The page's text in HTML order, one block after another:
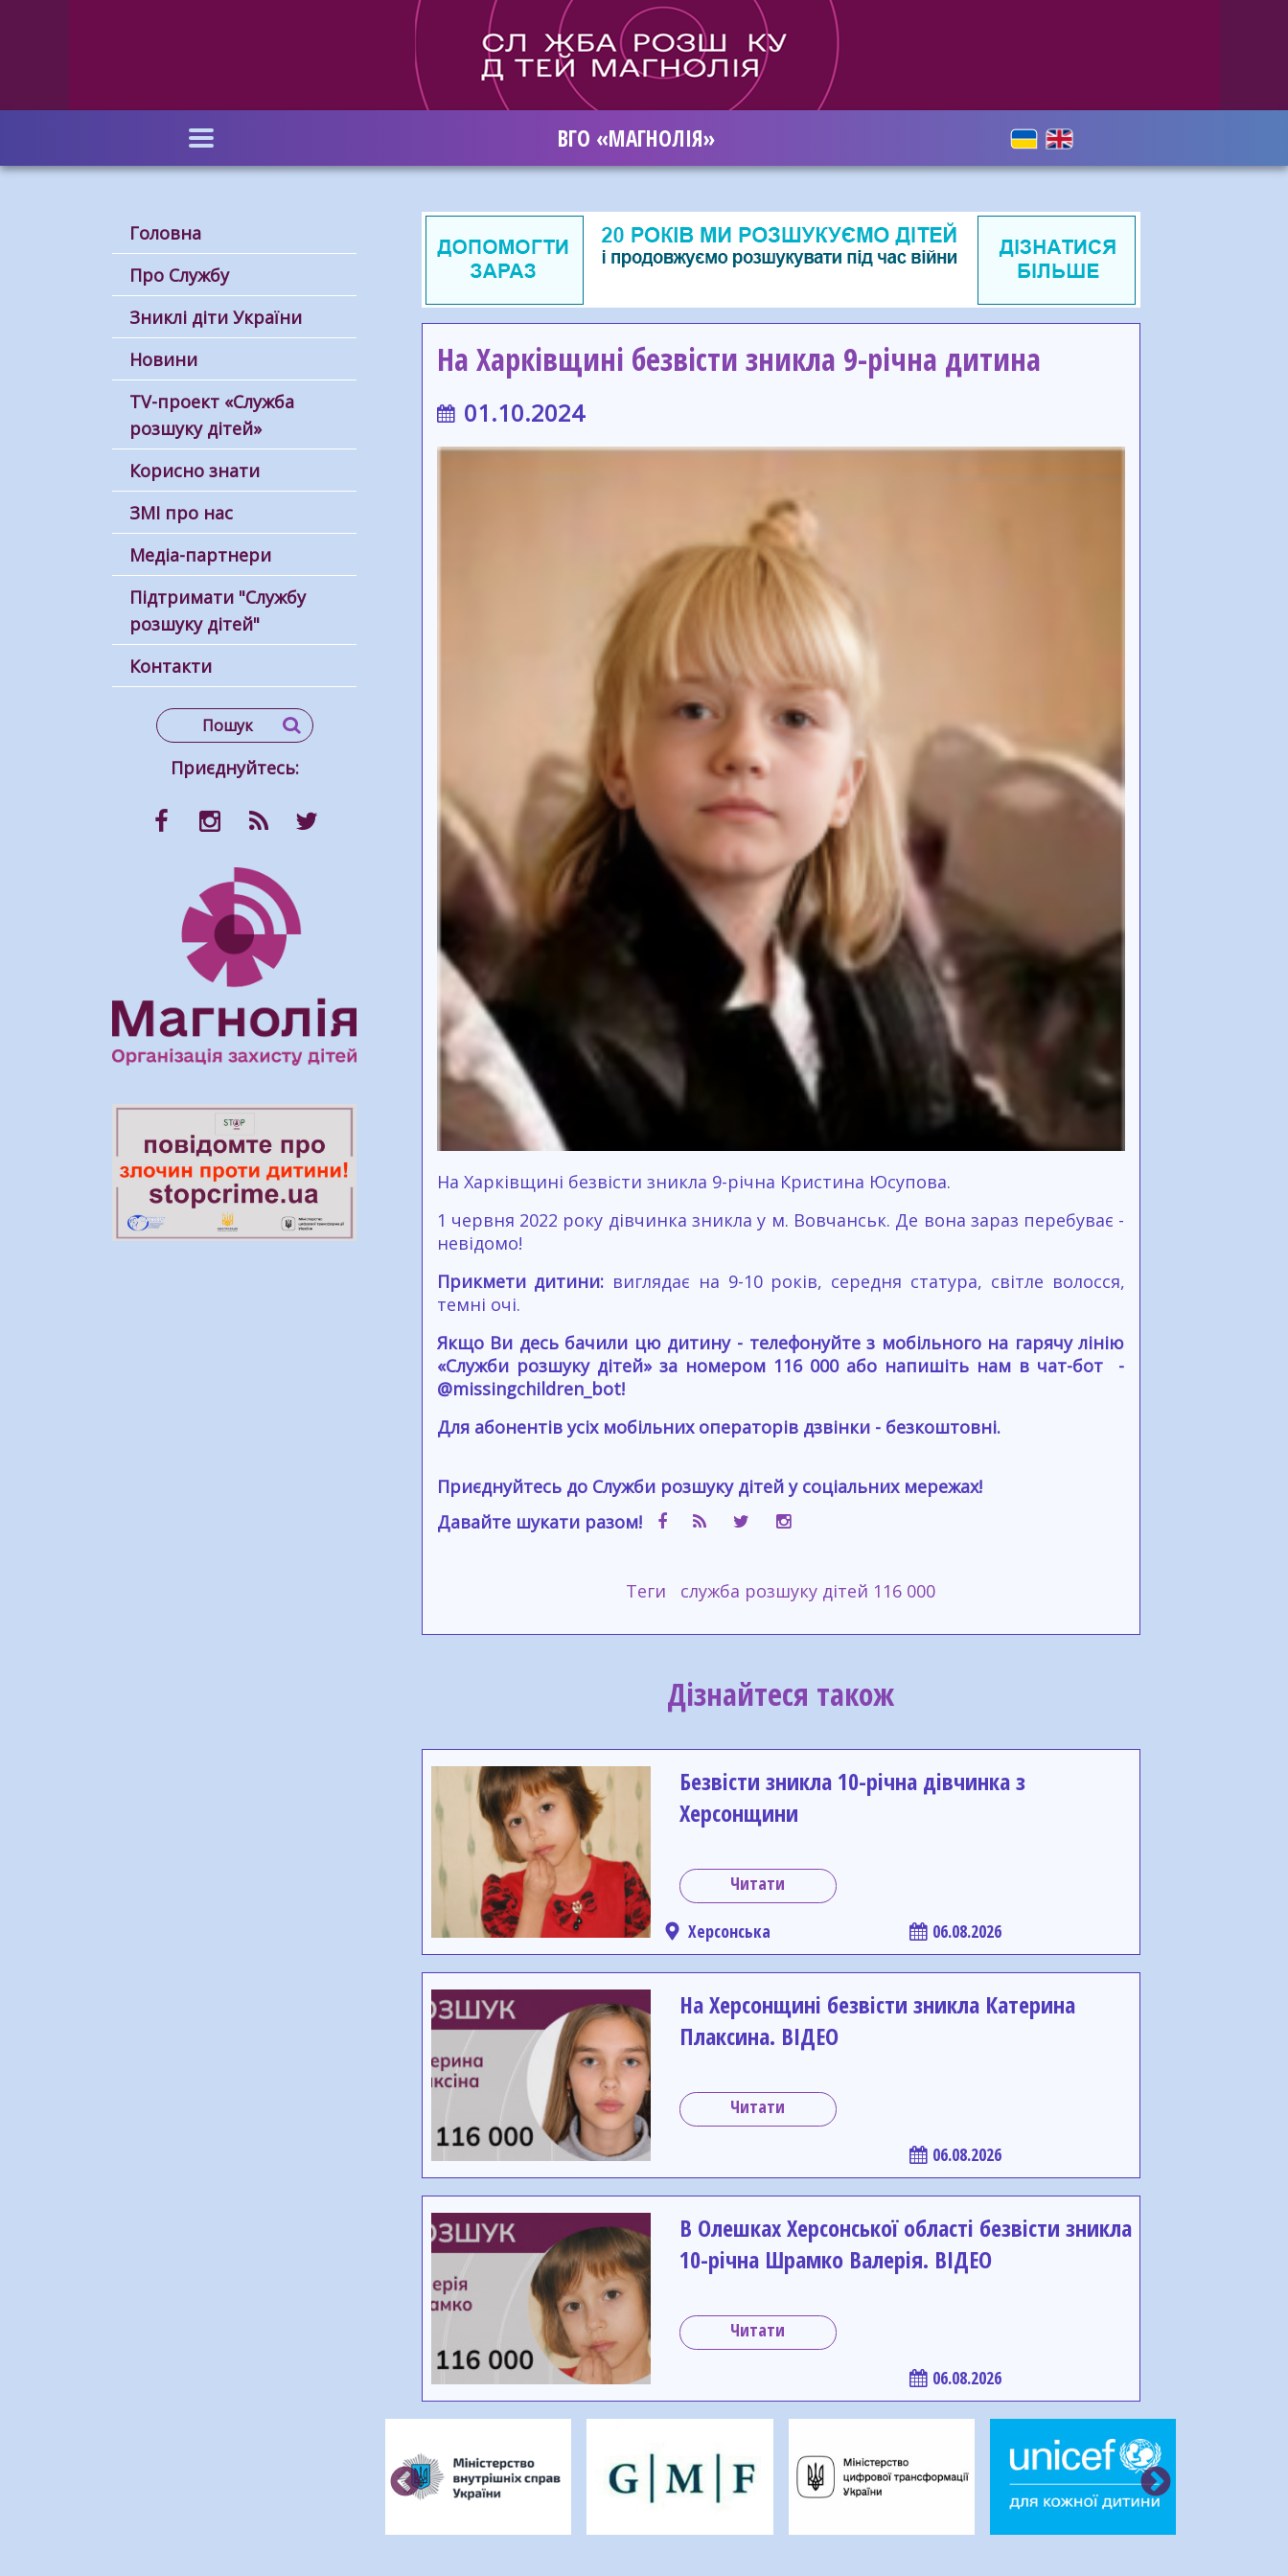
ВГО «МАГНОЛІЯ»
Головна
Про Службу
Зниклі діти України
Новини
ТV-проект «Служба
розшуку дітей»
Корисно знати
ЗМІ про нас
Медіа-партнери
Підтримати "Службу
розшуку дітей"
Контакти
Приєднуйтесь:
На Харківщині безвісти зникла 9-річна дитина
01.10.2024
На Харківщині безвісти зникла 9-річна Кристина Юсупова.
1 червня 2022 року дівчинка зникла у м. Вовчанськ. Де вона зараз перебуває -
невідомо!
Прикмети дитини: виглядає на 9-10 років, середня статура, світле волосся,
темні очі.
Якщо Ви десь бачили цю дитину - телефонуйте з мобільного на гарячу лінію
«Служби розшуку дітей» за номером 116 000 або напишіть нам в чат-бот -
@missingchildren_bot!
Для абонентів усіх мобільних операторів дзвінки - безкоштовні.
Приєднуйтесь до Служби розшуку дітей у соціальних мережах!
Давайте шукати разом!
Теги служба розшуку дітей 116 000
Дізнайтеся також
Безвісти зникла 10-річна дівчинка з
Херсонщини
Читати
Херсонська 06.08.2026
На Херсонщині безвісти зникла Катерина
Плаксина. ВІДЕО
Читати
06.08.2026
В Олешках Херсонської області безвісти зникла
10-річна Шрамко Валерія. ВІДЕО
Читати
06.08.2026